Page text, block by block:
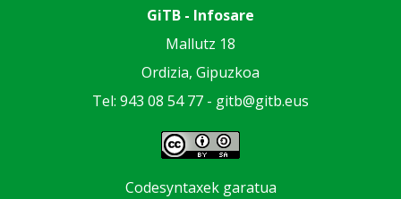
GiTB - Infosare
Mallutz 18
Ordizia, Gipuzkoa
Tel: 943 08 54 77 - gitb@gitb.eus
Codesyntaxek garatua